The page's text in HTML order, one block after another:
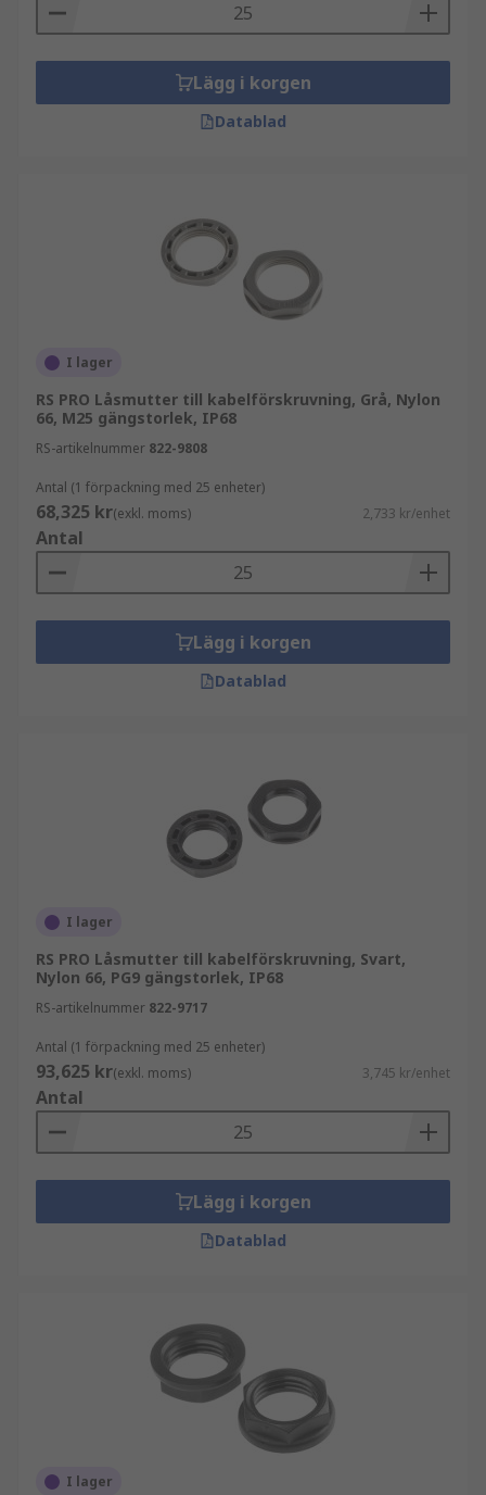
Lägg i korgen
Datablad
I lager
RS PRO Låsmutter till kabelförskruvning, Grå, Nylon
66, M25 gängstorlek, IP68
RS-artikelnummer 822-9808
Antal (1 förpackning med 25 enheter)
68,325 kr(exkl. moms) 2,733 kr/enhet
Antal
Lägg i korgen
Datablad
I lager
RS PRO Låsmutter till kabelförskruvning, Svart,
Nylon 66, PG9 gängstorlek, IP68
RS-artikelnummer 822-9717
Antal (1 förpackning med 25 enheter)
93,625 kr(exkl. moms) 3,745 kr/enhet
Antal
Lägg i korgen
Datablad
I lager